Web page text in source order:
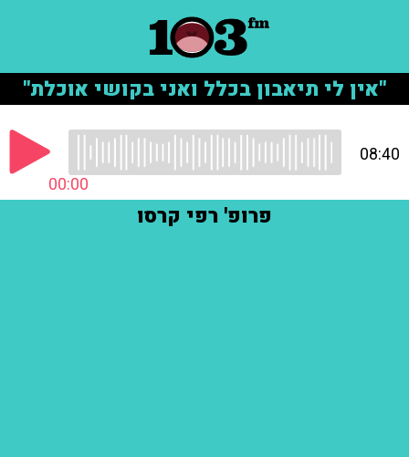
"אין לי תיאבון בכלל ואני בקושי אוכלת"
00:00
08:40
פרופ' רפי קרסו